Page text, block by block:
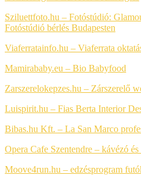
Sziluettfoto.hu – Fotóstúdió:
Fotóstúdió bérlés Budapesten
Viaferratainfo.hu – Viaferrata
Mamirababy.eu – Bio Babyfood
Zarszerelokepzes.hu – Zárszerelő
Luispirit.hu – Fias Berta Interior
Bibas.hu Kft. – La San Marco
Opera Cafe Szentendre – kávézó
Moove4run.hu – edzésprogram